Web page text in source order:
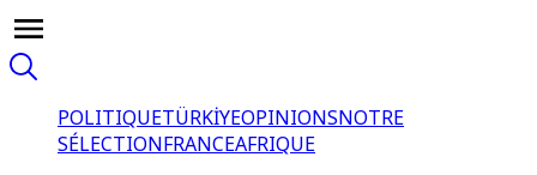
POLITIQUETÜRKİYEOPINIONSNOTRE
SÉLECTIONFRANCEAFRIQUE